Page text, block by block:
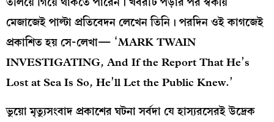
মেজাজেই পাল্টা প্রতিবেদন লেখেন তিনি। পরদিন ওই কাগজেই
প্রকাশিত হয় সে-লেখা— ‘MARK TWAIN
INVESTIGATING, And If the Report That He’s
Lost at Sea Is So, He’ll Let the Public Knew.’
ভুয়ো মৃত্যুসংবাদ প্রকাশের ঘটনা সর্বদা যে হাস্যরসেরই উদ্রেক